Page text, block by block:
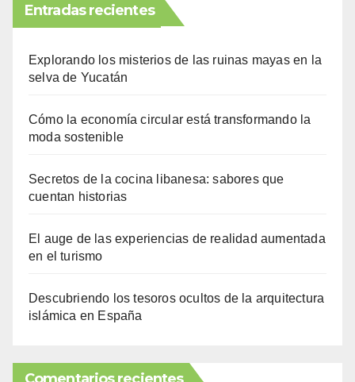
Entradas recientes
Explorando los misterios de las ruinas mayas en la
selva de Yucatán
Cómo la economía circular está transformando la
moda sostenible
Secretos de la cocina libanesa: sabores que
cuentan historias
El auge de las experiencias de realidad aumentada
en el turismo
Descubriendo los tesoros ocultos de la arquitectura
islámica en España